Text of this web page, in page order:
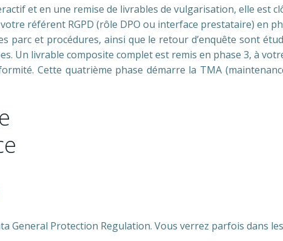
et en une remise de livrables de vulgarisation, elle est
référent RGPD (rôle DPO ou interface prestataire) en
parc et procédures, ainsi que le retour d’enquête sont
Un livrable composite complet est remis en phase 3, à
Cette quatrième phase démarre la TMA
General Protection Regulation. Vous verrez parfois dans